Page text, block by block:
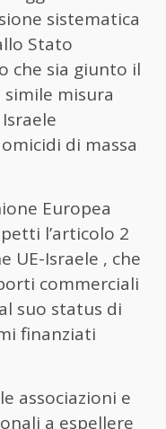
sistematica
Stato
che sia giunto il
misura
di massa
Europea
l’articolo 2
UE-Israele , che
commerciali
suo status di
finanziati
associazioni e
a espellere